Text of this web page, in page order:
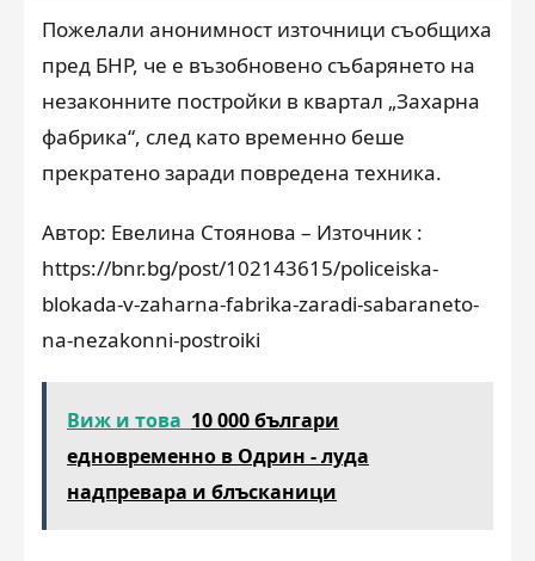
Пожелали анонимност източници съобщиха
пред БНР, че е възобновено събарянето на
незаконните постройки в квартал „Захарна
фабрика“, след като временно беше
прекратено заради повредена техника.
Автор: Евелина Стоянова – Източник :
https://bnr.bg/post/102143615/policeiska-
blokada-v-zaharna-fabrika-zaradi-sabaraneto-
na-nezakonni-postroiki
Виж и това 10 000 българи
едновременно в Одрин - луда
надпревара и блъсканици